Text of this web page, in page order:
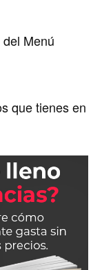
Menú
que tienes en